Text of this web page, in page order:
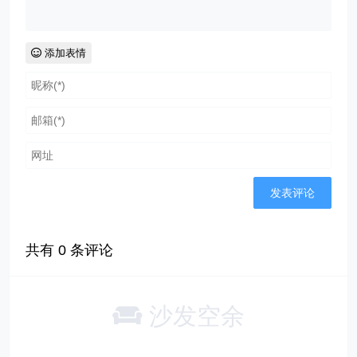
添加表情
共有0 条评论
沙发空余